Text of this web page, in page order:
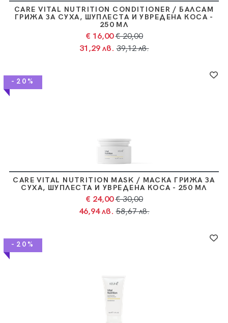
CARE VITAL NUTRITION CONDITIONER / БАЛСАМ
ГРИЖА ЗА СУХА, ШУПЛЕСТА И УВРЕДЕНА КОСА -
250 МЛ
€ 16,00 € 20,00
31,29 лв. 39,12 лв.
-20%
CARE VITAL NUTRITION MASK / МАСКА ГРИЖА ЗА
СУХА, ШУПЛЕСТА И УВРЕДЕНА КОСА - 250 МЛ
€ 24,00 € 30,00
46,94 лв. 58,67 лв.
-20%